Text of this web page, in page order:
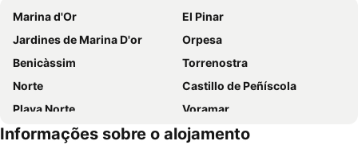
Marina d'Or
El Pinar
Jardines de Marina D'or
Orpesa
Benicàssim
Torrenostra
Norte
Castillo de Peñíscola
Playa Norte
Voramar
Heliópolis
Vinaròs
Informações sobre o alojamento